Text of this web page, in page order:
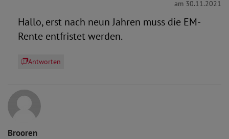
am 30.11.2021
Hallo, erst nach neun Jahren muss die EM-
Rente entfristet werden.
Antworten
Brooren